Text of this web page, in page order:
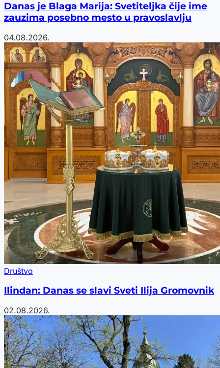
Danas je Blaga Marija: Svetiteljka čije ime
zauzima posebno mesto u pravoslavlju
04.08.2026.
Društvo
Ilindan: Danas se slavi Sveti Ilija Gromovnik
02.08.2026.